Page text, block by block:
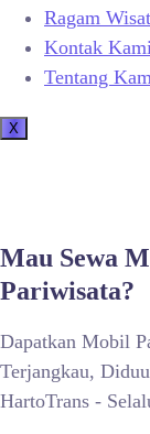
Ragam
Kontak
Tentang
X
Mau Sewa
Pariwisata?
Dapatkan Mobil
Terjangkau,
HartoTrans -